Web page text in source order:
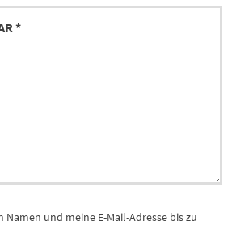
Namen und meine E-Mail-Adresse bis zu